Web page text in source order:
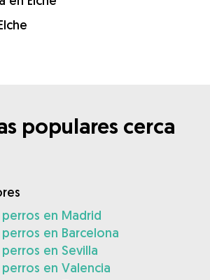
populares cerca
en Madrid
en Barcelona
en Sevilla
en Valencia